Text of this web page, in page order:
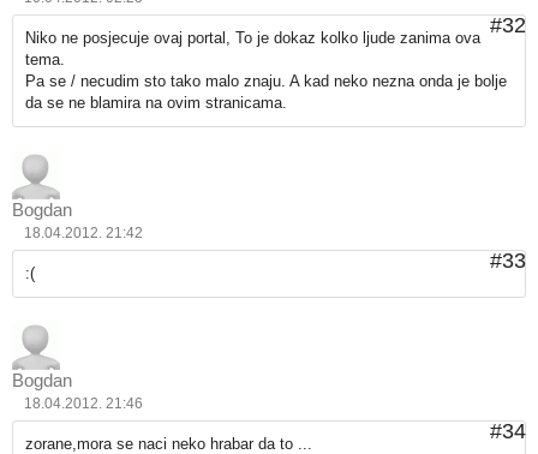
#32
Niko ne posjecuje ovaj portal, To je dokaz kolko ljude zanima ova
tema.
Pa se / necudim sto tako malo znaju. A kad neko nezna onda je bolje
da se ne blamira na ovim stranicama.
Bogdan
18.04.2012. 21:42
#33
:(
Bogdan
18.04.2012. 21:46
#34
zorane,mora se naci neko hrabar da to ...